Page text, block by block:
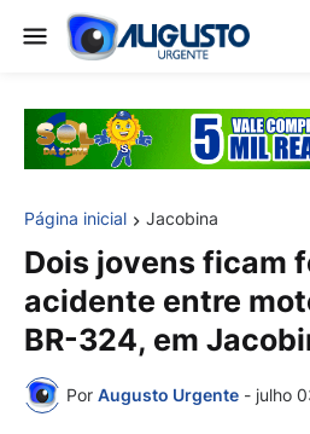
Página inicial Jacobina
Dois jovens ficam
acidente entre
BR-324, em
Por Augusto Urgente - julho